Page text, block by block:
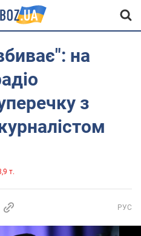
на
з
т.
РУС